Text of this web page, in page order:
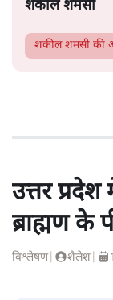
शकील शमसी
शकील शमसी की
उत्तर प्रदेश
ब्राह्मण के
विश्लेषण| शैलेश